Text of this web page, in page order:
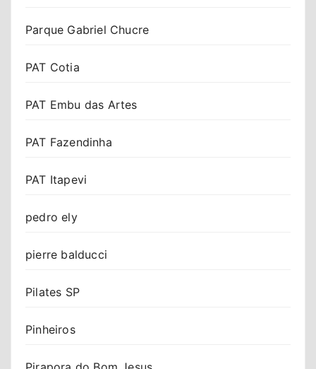
Parque Gabriel Chucre
PAT Cotia
PAT Embu das Artes
PAT Fazendinha
PAT Itapevi
pedro ely
pierre balducci
Pilates SP
Pinheiros